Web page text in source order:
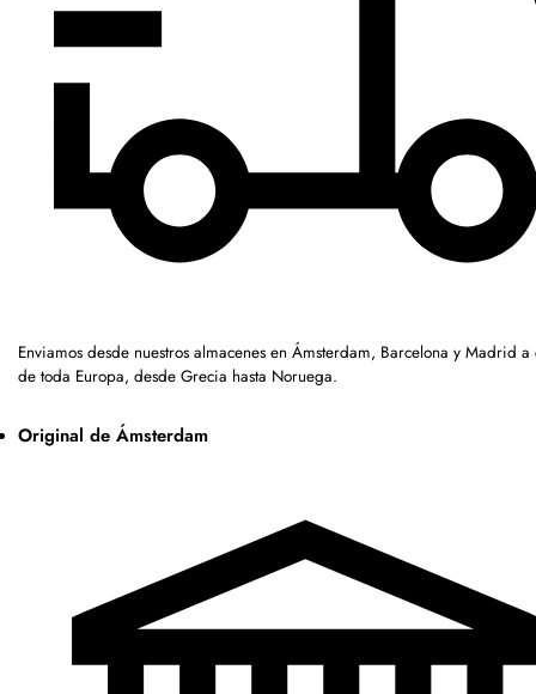
Enviamos desde nuestros almacenes en Ámsterdam, Barcelona y Madrid a
de toda Europa, desde Grecia hasta Noruega.
Original de Ámsterdam